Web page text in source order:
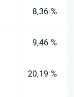
8,36 %
9,46 %
20,19 %